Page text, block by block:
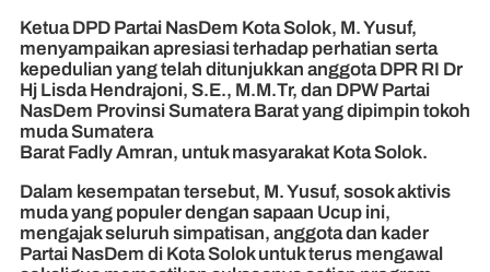
Ketua DPD Partai NasDem Kota Solok, M. Yusuf,
menyampaikan apresiasi terhadap perhatian serta
kepedulian yang telah ditunjukkan anggota DPR RI Dr
Hj Lisda Hendrajoni, S.E., M.M.Tr, dan DPW Partai
NasDem Provinsi Sumatera Barat yang dipimpin tokoh
muda Sumatera
Barat Fadly Amran, untuk masyarakat Kota Solok.
Dalam kesempatan tersebut, M. Yusuf, sosok aktivis
muda yang populer dengan sapaan Ucup ini,
mengajak seluruh simpatisan, anggota dan kader
Partai NasDem di Kota Solok untuk terus mengawal